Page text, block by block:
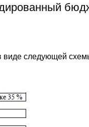
виде следующей